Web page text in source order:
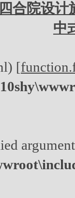
四合院设计
中
[